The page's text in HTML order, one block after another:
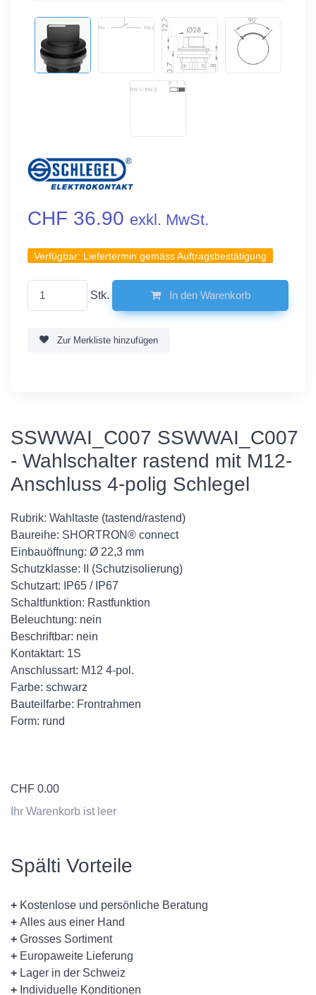
CHF 36.90 exkl. MwSt.
Verfügbar: Liefertermin gemäss Auftragsbestätigung
Stk. In den Warenkorb
Zur Merkliste hinzufügen
SSWWAI_C007 SSWWAI_C007
- Wahlschalter rastend mit M12-
Anschluss 4-polig Schlegel
Rubrik: Wahltaste (tastend/rastend)
Baureihe: SHORTRON® connect
Einbauöffnung: Ø 22,3 mm
Schutzklasse: II (Schutzisolierung)
Schutzart: IP65 / IP67
Schaltfunktion: Rastfunktion
Beleuchtung: nein
Beschriftbar: nein
Kontaktart: 1S
Anschlussart: M12 4-pol.
Farbe: schwarz
Bauteilfarbe: Frontrahmen
Form: rund
CHF 0.00
Ihr Warenkorb ist leer
Spälti Vorteile
+ Kostenlose und persönliche Beratung
+ Alles aus einer Hand
+ Grosses Sortiment
+ Europaweite Lieferung
+ Lager in der Schweiz
+ Individuelle Konditionen